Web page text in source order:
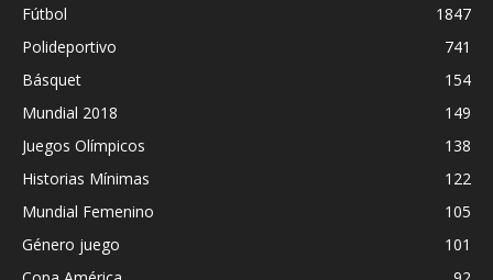
Fútbol
1847
Polideportivo
741
Básquet
154
Mundial 2018
149
Juegos Olímpicos
138
Historias Mínimas
122
Mundial Femenino
105
Género juego
101